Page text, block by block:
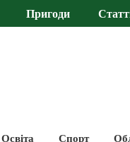
Пригоди
Освіта Спорт